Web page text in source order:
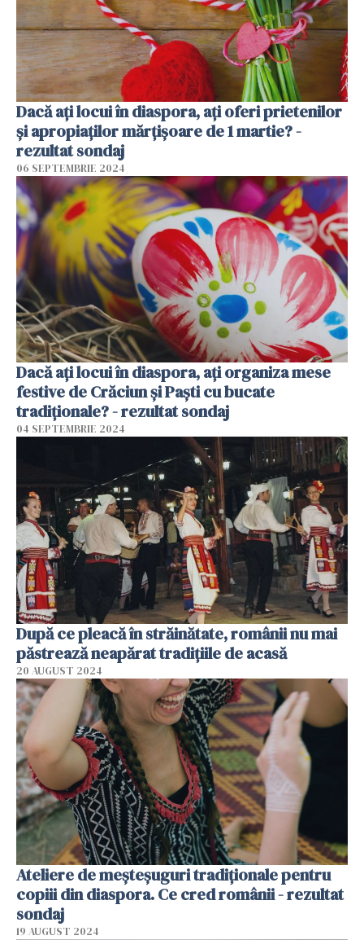
Dacă ați locui în diaspora, ați oferi prietenilor
și apropiaților mărțișoare de 1 martie? -
rezultat sondaj
06 SEPTEMBRIE 2024
Dacă ați locui în diaspora, ați organiza mese
festive de Crăciun și Paști cu bucate
tradiționale? - rezultat sondaj
04 SEPTEMBRIE 2024
După ce pleacă în străinătate, românii nu mai
păstrează neapărat tradițiile de acasă
20 AUGUST 2024
Ateliere de meșteșuguri tradiționale pentru
copiii din diaspora. Ce cred românii - rezultat
sondaj
19 AUGUST 2024